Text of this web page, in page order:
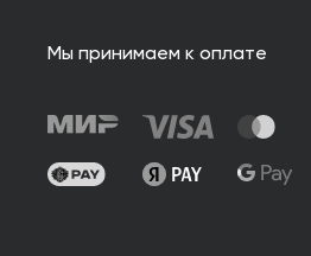
Мы принимаем к оплате